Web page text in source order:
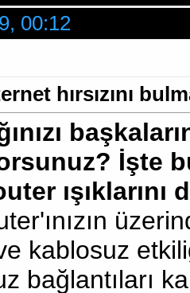
00:12
hırsızını
İşte
ışıklarını
kablosuz
bağlantıları